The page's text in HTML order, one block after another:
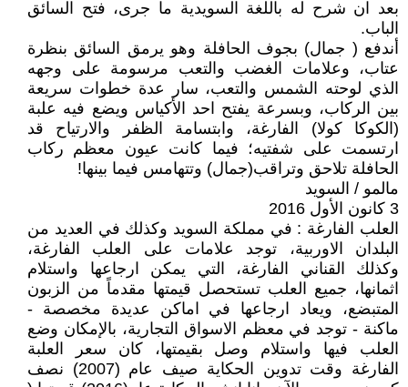
بعد ان شرح له باللغة السويدية ما جرى، فتح السائق
الباب.
أندفع ( جمال) بجوف الحافلة وهو يرمق السائق بنظرة
عتاب، وعلامات الغضب والتعب مرسومة على وجهه
الذي لوحته الشمس والتعب، سار عدة خطوات سريعة
بين الركاب، وبسرعة يفتح احد الأكياس ويضع فيه علبة
(الكوكا كولا) الفارغة، وابتسامة الظفر والارتياح قد
ارتسمت على شفتيه؛ فيما كانت عيون معظم ركاب
الحافلة تلاحق وتراقب(جمال) وتتهامس فيما بينها!
مالمو / السويد
3 كانون الأول 2016
العلب الفارغة : في مملكة السويد وكذلك في العديد من
البلدان الاوربية، توجد علامات على العلب الفارغة،
وكذلك القناني الفارغة، التي يمكن ارجاعها واستلام
اثمانها، جميع العلب تستحصل قيمتها مقدماً من الزبون
المتبضع، ويعاد ارجاعها في اماكن عديدة مخصصة -
ماكنة - توجد في معظم الاسواق التجارية، بالإمكان وضع
العلب فيها واستلام وصل بقيمتها، كان سعر العلبة
الفارغة وقت تدوين الحكاية صيف عام (2007) نصف